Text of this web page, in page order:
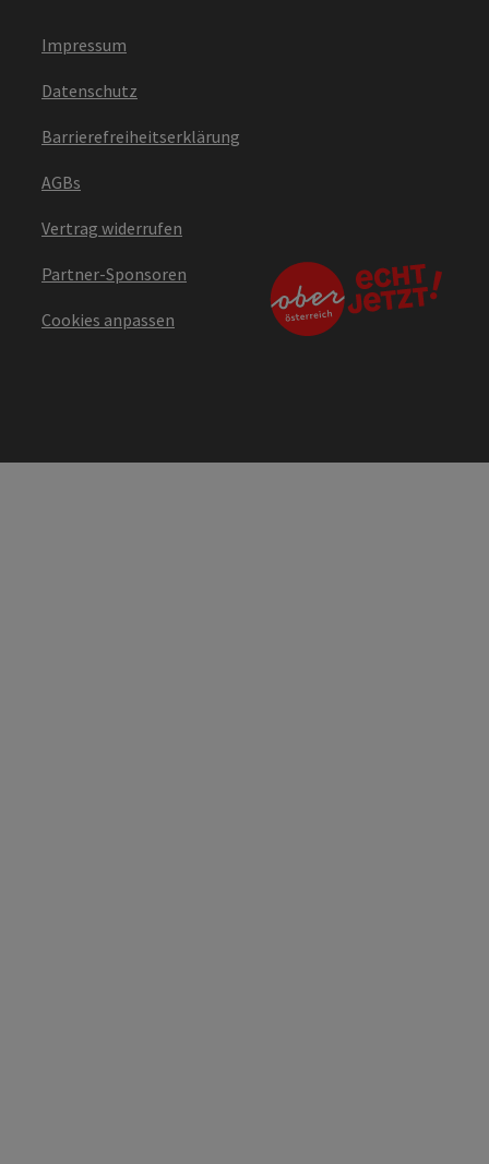
Impressum
Datenschutz
Barrierefreiheitserklärung
AGBs
Vertrag widerrufen
Partner-Sponsoren
Cookies anpassen